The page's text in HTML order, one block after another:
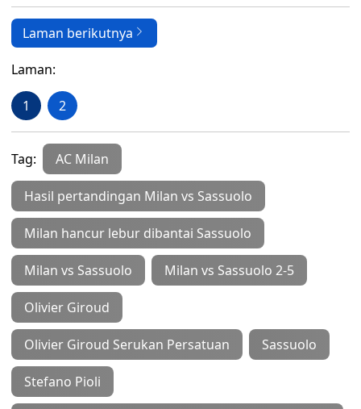
Laman berikutnya
Laman:
1 2
Tag: AC Milan
Hasil pertandingan Milan vs Sassuolo
Milan hancur lebur dibantai Sassuolo
Milan vs Sassuolo Milan vs Sassuolo 2-5
Olivier Giroud
Olivier Giroud Serukan Persatuan Sassuolo
Stefano Pioli